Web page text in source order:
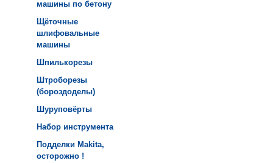
машины по бетону
Щёточные
шлифовальные
машины
Шпилькорезы
Штроборезы
(бороздоделы)
Шуруповёрты
Набор инструмента
Подделки Makita,
осторожно !